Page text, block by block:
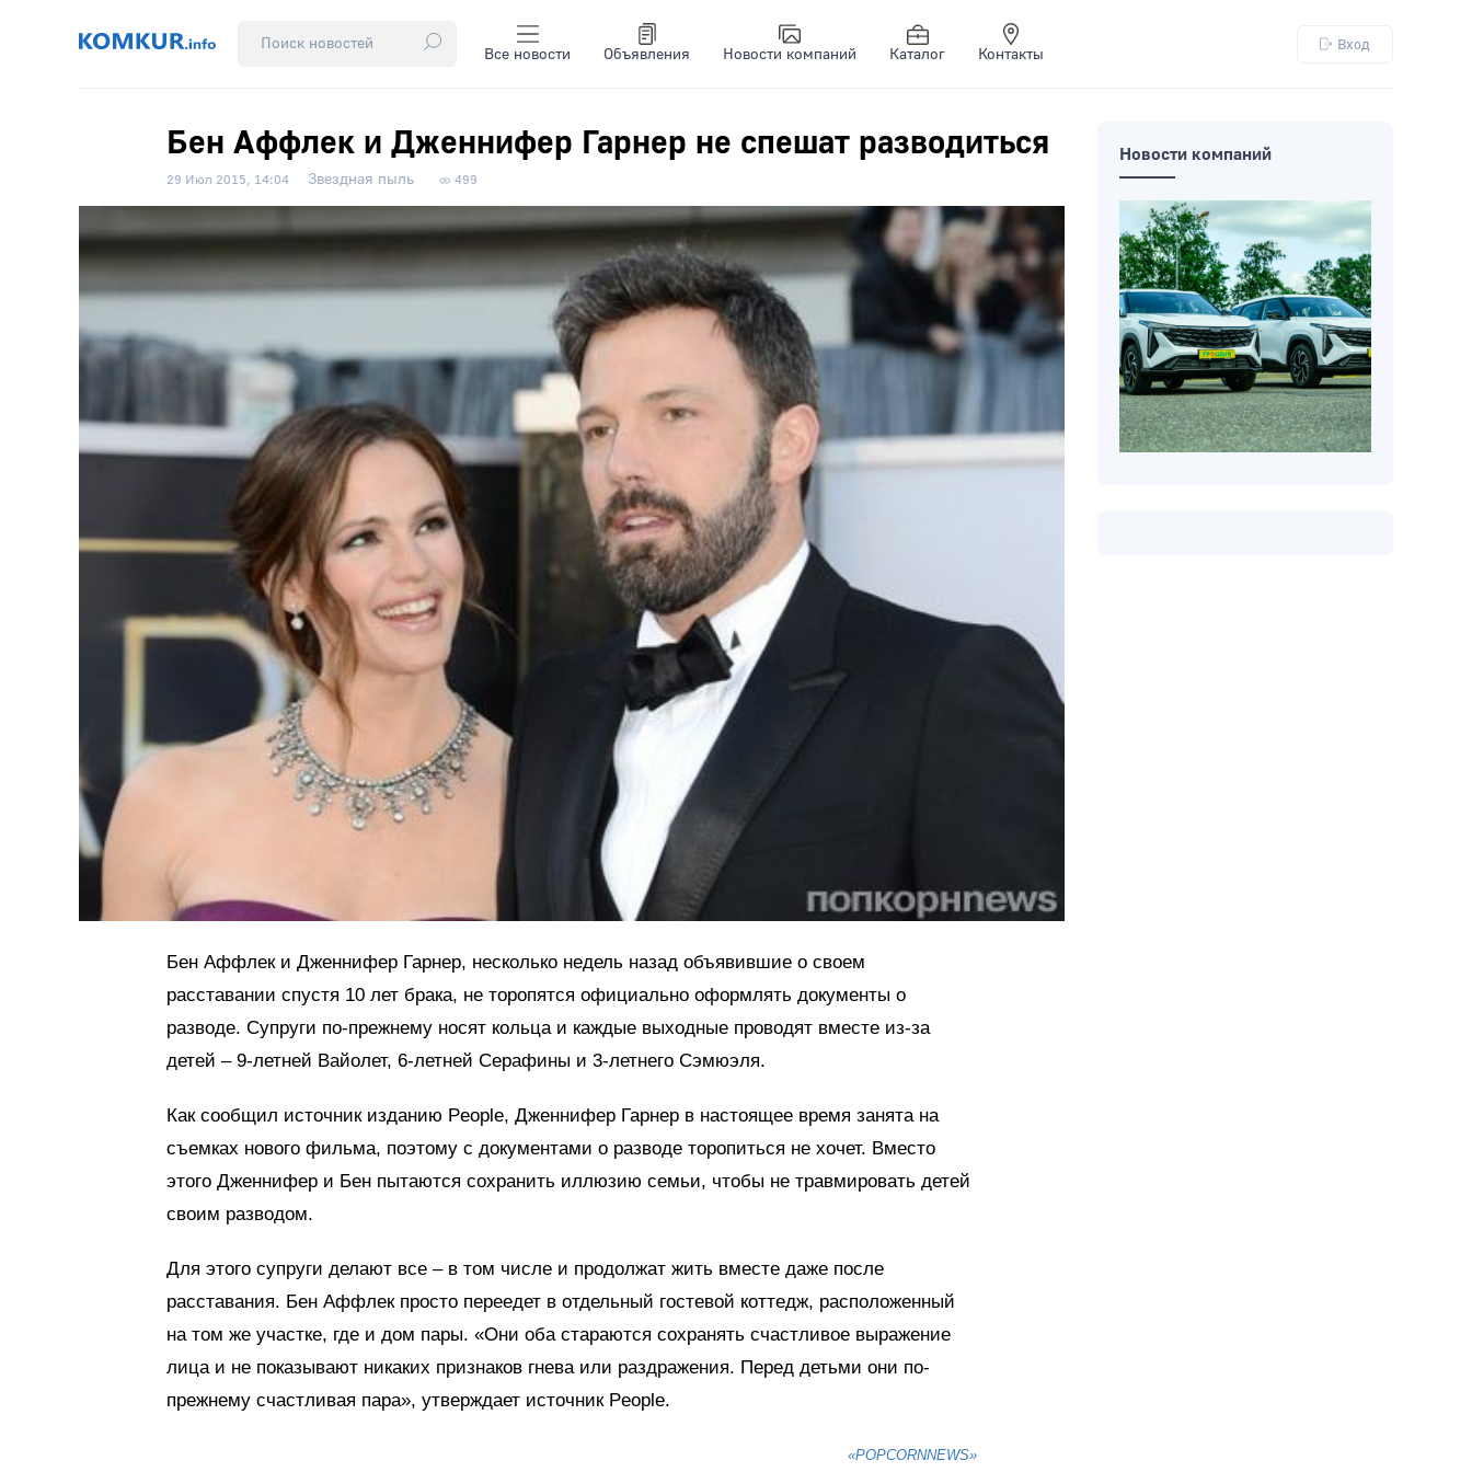
Все новости Объявления Новости компаний Каталог Контакты
Вход
Бен Аффлек и Дженнифер Гарнер не спешат разводиться
29 Июл 2015, 14:04 Звездная пыль 499
Бен Аффлек и Дженнифер Гарнер, несколько недель назад объявившие о своем
расставании спустя 10 лет брака, не торопятся официально оформлять документы о
разводе. Супруги по-прежнему носят кольца и каждые выходные проводят вместе из-за
детей – 9-летней Вайолет, 6-летней Серафины и 3-летнего Сэмюэля.
Как сообщил источник изданию People, Дженнифер Гарнер в настоящее время занята на
съемках нового фильма, поэтому с документами о разводе торопиться не хочет. Вместо
этого Дженнифер и Бен пытаются сохранить иллюзию семьи, чтобы не травмировать детей
своим разводом.
Для этого супруги делают все – в том числе и продолжат жить вместе даже после
расставания. Бен Аффлек просто переедет в отдельный гостевой коттедж, расположенный
на том же участке, где и дом пары. «Они оба стараются сохранять счастливое выражение
лица и не показывают никаких признаков гнева или раздражения. Перед детьми они по-
прежнему счастливая пара», утверждает источник People.
«POPCORNNEWS»
Новости компаний